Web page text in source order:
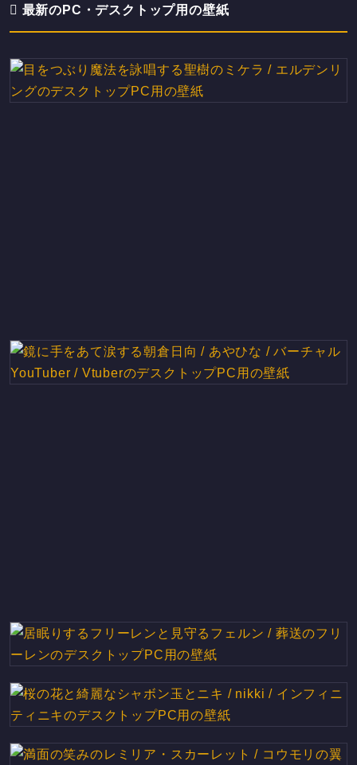
最新のPC・デスクトップ用の壁紙